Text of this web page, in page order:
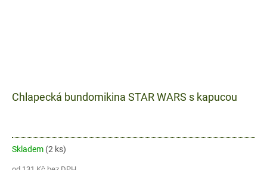
Chlapecká bundomikina STAR WARS s kapucou
Skladem (2 ks)